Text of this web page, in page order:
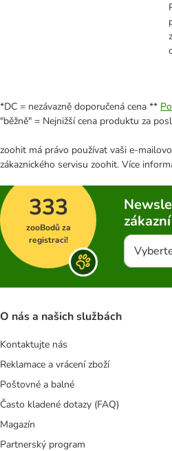
*DC = nezávazně doporučená cena **
"běžně" = Nejnižší cena produktu za
zoohit má právo používat vaši e-
zákaznického servisu zoohit. Více
333
zooBodů za
registraci!
O nás a našich službách
Kontaktujte nás
Reklamace a vrácení zboží
Poštovné a balné
Často kladené dotazy (FAQ)
Magazín
Partnerský program